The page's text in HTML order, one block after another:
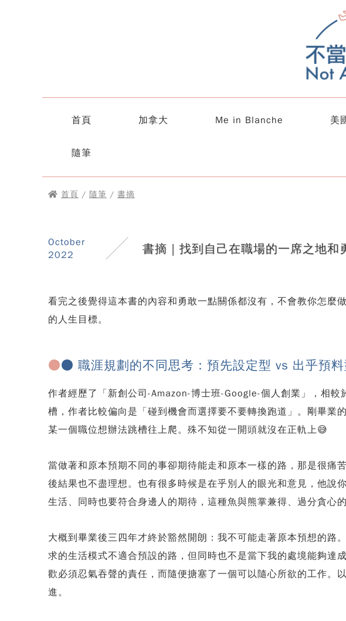
首頁 加拿大 Me in Blanche 美
隨筆
首頁 / 隨筆 / 書摘
October
2022
書摘｜找到自己在職場的一席之地
看完之後覺得這本書的內容和勇敢一點關係都沒有，不會教你怎麼
的人生目標。
●● 職涯規劃的不同思考：預先設定型 vs 出乎預料
作者經歷了「新創公司-Amazon-博士班-Google-個人創業」，相
槽，作者比較偏向是「碰到機會而選擇要不要轉換跑道」。剛畢業
某一個職位想辦法跳槽往上爬。殊不知從一開頭就沒在正軌上😅
當做著和原本預期不同的事卻期待能走和原本一樣的路，那是很痛
後結果也不盡理想。也有很多時候是在乎別人的眼光和意見，他說
生活、同時也要符合身邊人的期待，這種魚與熊掌兼得、過分貪心
大概到畢業後三四年才終於豁然開朗：我不可能走著原本預想的路
求的生活模式不適合預設的路，但同時也不是當下我的處境能夠達
歡必須忍氣吞聲的責任，而隨便搪塞了一個可以隨心所欲的工作。
進。